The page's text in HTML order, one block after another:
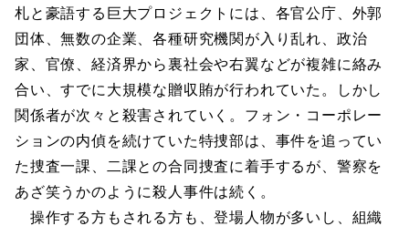
札と豪語する巨大プロジェクトには、各官公庁、外郭
団体、無数の企業、各種研究機関が入り乱れ、政治
家、官僚、経済界から裏社会や右翼などが複雑に絡み
合い、すでに大規模な贈収賄が行われていた。しかし
関係者が次々と殺害されていく。フォン・コーポレー
ションの内偵を続けていた特捜部は、事件を追ってい
た捜査一課、二課との合同捜査に着手するが、警察を
あざ笑うかのように殺人事件は続く。
操作する方もされる方も、登場人物が多いし、組織